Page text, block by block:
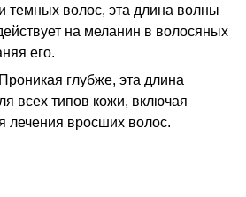
темных волос, эта длина волны
на меланин в волосяных
его.
глубже, эта длина
всех типов кожи, включая
лечения вросших волос.